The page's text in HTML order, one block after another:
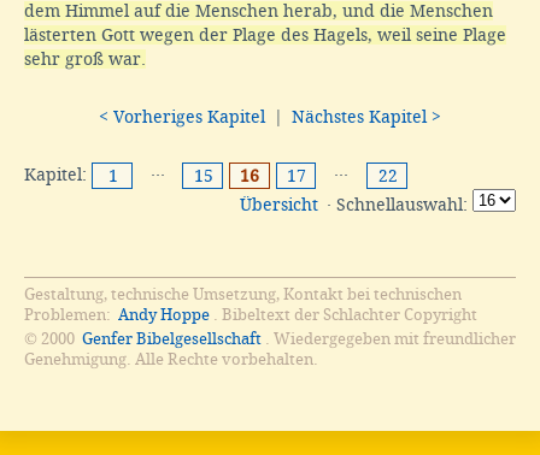
dem Himmel auf die Menschen herab, und die Menschen
lästerten Gott wegen der Plage des Hagels, weil seine Plage
sehr groß war.
< Vorheriges Kapitel Nächstes Kapitel >
Kapitel: 1 ··· 15 16 17 ···
22
Übersicht · Schnellauswahl:
Gestaltung, technische Umsetzung, Kontakt bei technischen
Problemen: Andy Hoppe . Bibeltext der Schlachter Copyright
© 2000 Genfer Bibelgesellschaft . Wiedergegeben mit freundlicher
Genehmigung. Alle Rechte vorbehalten.